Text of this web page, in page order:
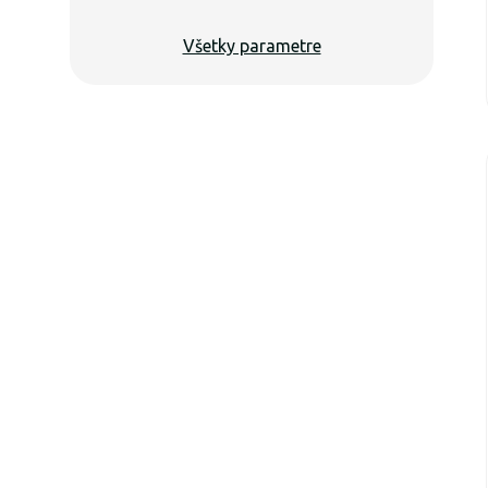
Všetky parametre